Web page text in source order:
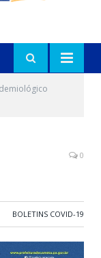
0
BOLETINS COVID-19